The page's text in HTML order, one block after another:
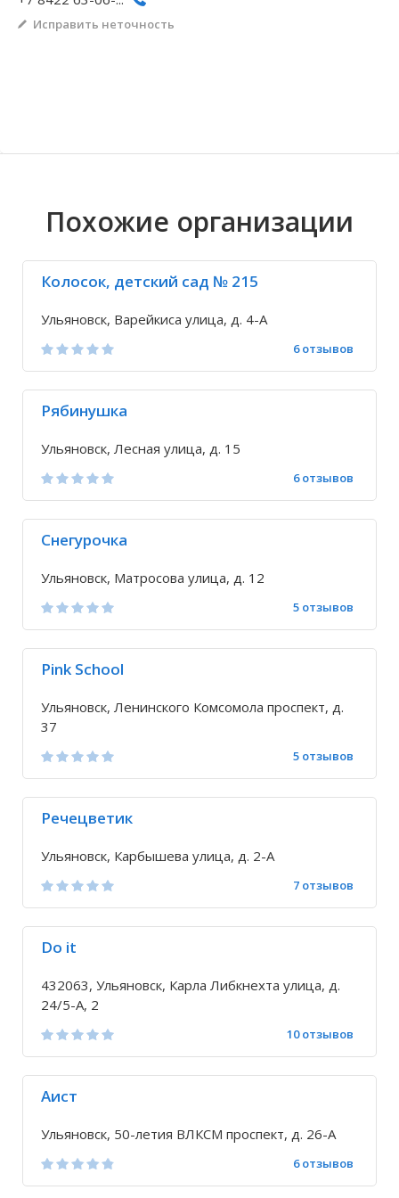
Волгоградская область
Кировоградская область
Восточно-Казахстанская область
Архангельское
Исправить неточность
Похожие организации
Колосок, детский сад № 215
Ульяновск, Варейкиса улица, д. 4-А
6 отзывов
Рябинушка
Ульяновск, Лесная улица, д. 15
6 отзывов
Снегурочка
Ульяновск, Матросова улица, д. 12
5 отзывов
Pink School
Ульяновск, Ленинского Комсомола проспект, д.
37
5 отзывов
Речецветик
Ульяновск, Карбышева улица, д. 2-А
7 отзывов
Do it
432063, Ульяновск, Карла Либкнехта улица, д.
24/5-А, 2
10 отзывов
Аист
Ульяновск, 50-летия ВЛКСМ проспект, д. 26-А
6 отзывов